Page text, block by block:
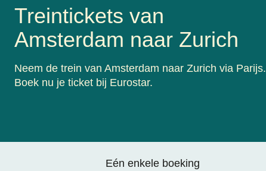
Treintickets van
Amsterdam naar Zurich
Neem de trein van Amsterdam naar Zurich via Parijs.
Boek nu je ticket bij Eurostar.
Eén enkele boeking